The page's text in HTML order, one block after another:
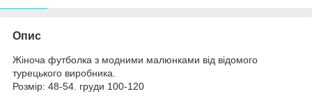
Опис
Жіноча футболка з модними малюнками від відомого
турецького виробника.
Розмір: 48-54. груди 100-120